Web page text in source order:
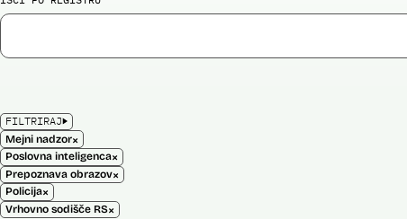
FILTRIRAJ
Mejni nadzor×
Poslovna inteligenca×
Prepoznava obrazov×
Policija×
Vrhovno sodišče RS×